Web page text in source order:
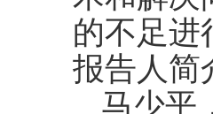
的不足进
报告人简
马少平